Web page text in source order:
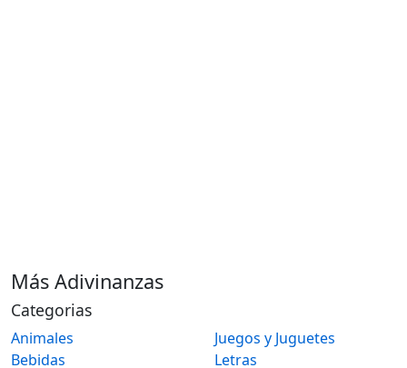
Más Adivinanzas
Categorias
Animales
Bebidas
Juegos y Juguetes
Letras